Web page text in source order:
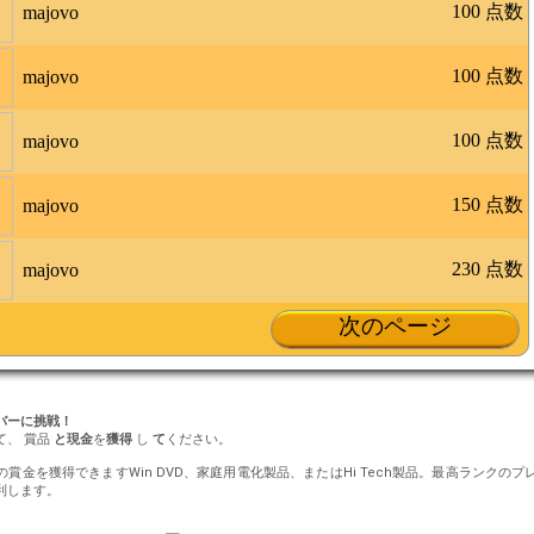
majovo 100 点数
majovo 100 点数
majovo 100 点数
majovo 150 点数
majovo 230 点数
次のページ
に挑戦！
、 賞品 と現金を獲得し て ください。
賞金を獲得できますWin DVD、家庭用電化製品、またはHi Tech製品。最高ランクのプ
ます。